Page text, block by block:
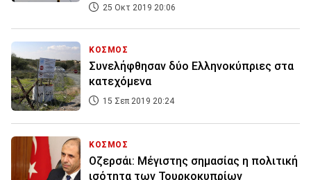
25 Οκτ 2019 20:06
ΚΟΣΜΟΣ
Συνελήφθησαν δύο Ελληνοκύπριες στα
κατεχόμενα
15 Σεπ 2019 20:24
ΚΟΣΜΟΣ
Οζερσάι: Μέγιστης σημασίας η πολιτική
ισότητα των Τουρκοκυπρίων